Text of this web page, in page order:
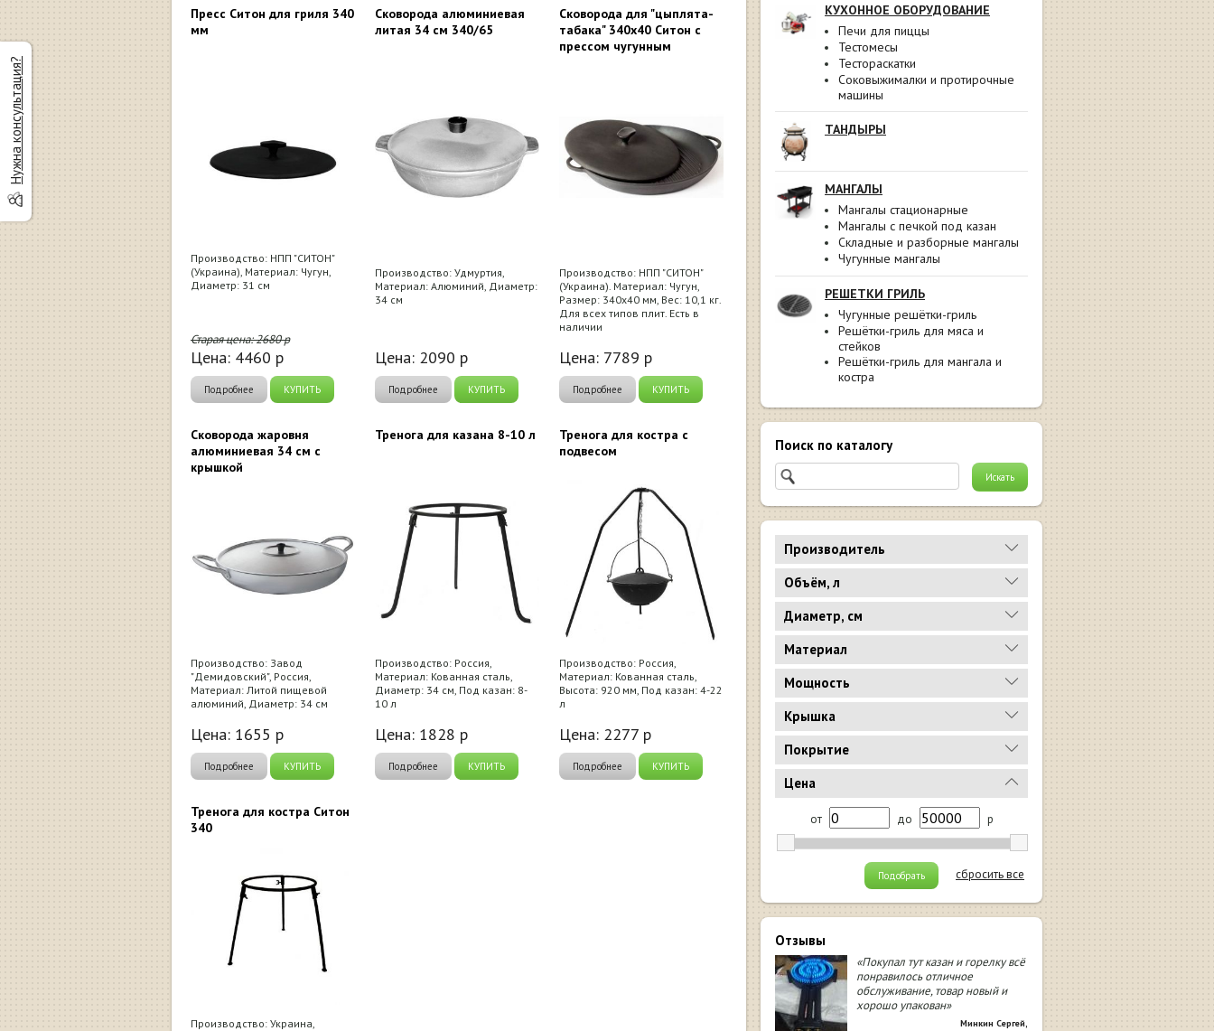
КУХОННОЕ ОБОРУДОВАНИЕ
Печи для пиццы
Тестомесы
Тестораскатки
Соковыжималки и протирочные
машины
ТАНДЫРЫ
МАНГАЛЫ
Мангалы стационарные
Мангалы с печкой под казан
Складные и разборные мангалы
Чугунные мангалы
РЕШЕТКИ ГРИЛЬ
Чугунные решётки-гриль
Решётки-гриль для мяса и
стейков
Решётки-гриль для мангала и
костра
Поиск по каталогу
Производитель
Объём, л
Диаметр, см
Материал
Мощность
Крышка
Покрытие
Цена
от до р
сбросить все
Подобрать
Отзывы
«Покупал тут казан и горелку всё
понравилось отличное
обслуживание, товар новый и
хорошо упакован»
Минкин Сергей,
Пресс Ситон для гриля 340
мм
Производство: НПП "СИТОН"
(Украина), Материал: Чугун,
Диаметр: 31 см
Старая цена:2680р
Цена: 4460 р
Подробнее КУПИТЬ
Сковорода алюминиевая
литая 34 см 340/65
Производство: Удмуртия,
Материал: Алюминий, Диаметр:
34 см
Цена: 2090 р
Подробнее КУПИТЬ
Сковорода для "цыплята-
табака" 340х40 Ситон с
прессом чугунным
Производство: НПП "СИТОН"
(Украина). Материал: Чугун,
Размер: 340х40 мм, Вес: 10,1 кг.
Для всех типов плит. Есть в
наличии
Цена: 7789 р
Подробнее КУПИТЬ
Сковорода жаровня
алюминиевая 34 см с
крышкой
Производство: Завод
"Демидовский", Россия,
Материал: Литой пищевой
алюминий, Диаметр: 34 см
Цена: 1655 р
Подробнее КУПИТЬ
Тренога для казана 8-10 л
Производство: Россия,
Материал: Кованная сталь,
Диаметр: 34 см, Под казан: 8-
10 л
Цена: 1828 р
Подробнее КУПИТЬ
Тренога для костра с
подвесом
Производство: Россия,
Материал: Кованная сталь,
Высота: 920 мм, Под казан: 4-22
л
Цена: 2277 р
Подробнее КУПИТЬ
Тренога для костра Ситон
340
Производство: Украина,
Нужна консультация?